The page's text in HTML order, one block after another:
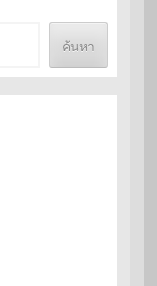
ค้นหา